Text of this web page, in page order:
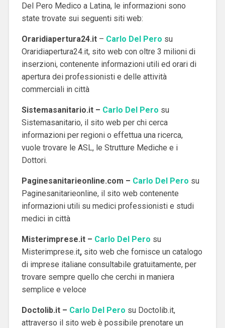
Del Pero Medico a Latina, le informazioni sono
state trovate sui seguenti siti web:
Oraridiapertura24.it– Carlo Del Pero su
Oraridiapertura24.it, sito web con oltre 3 milioni di
inserzioni, contenente informazioni utili ed orari di
apertura dei professionisti e delle attività
commerciali in città
Sistemasanitario.it – Carlo Del Pero su
Sistemasanitario, il sito web per chi cerca
informazioni per regioni o effettua una ricerca,
vuole trovare le ASL, le Strutture Mediche e i
Dottori.
Paginesanitarieonline.com – Carlo Del Pero su
Paginesanitarieonline, il sito web contenente
informazioni utili su medici professionisti e studi
medici in città
Misterimprese.it – Carlo Del Pero su
Misterimprese.it, sito web che fornisce un catalogo
di imprese italiane consultabile gratuitamente, per
trovare sempre quello che cerchi in maniera
semplice e veloce
Doctolib.it – Carlo Del Pero su Doctolib.it,
attraverso il sito web è possibile prenotare un